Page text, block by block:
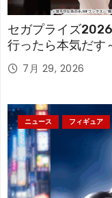
セガプライズ
行ったら本気だす
アが登場！
7月 29, 2026
ニュース フィギュア